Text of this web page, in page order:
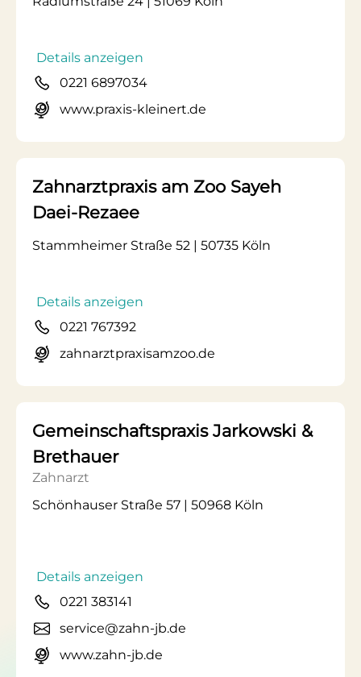
Details anzeigen
0221 6897034
www.praxis-kleinert.de
Zahnarztpraxis am Zoo Sayeh
Daei-Rezaee
Stammheimer Straße 52 | 50735 Köln
Details anzeigen
0221 767392
zahnarztpraxisamzoo.de
Gemeinschaftspraxis Jarkowski &
Brethauer
Zahnarzt
Schönhauser Straße 57 | 50968 Köln
Details anzeigen
0221 383141
service@zahn-jb.de
www.zahn-jb.de